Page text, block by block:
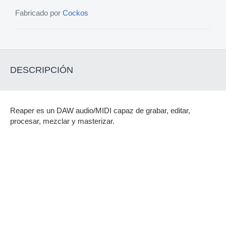
Fabricado por Cockos
DESCRIPCIÓN
Reaper es un DAW audio/MIDI capaz de grabar, editar,
procesar, mezclar y masterizar.